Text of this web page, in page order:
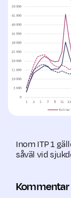
Inom ITP 1
såväl vid
Kommentar